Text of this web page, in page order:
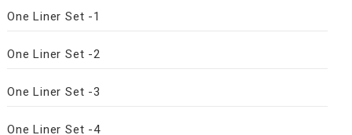
One Liner Set -1
One Liner Set -2
One Liner Set -3
One Liner Set -4